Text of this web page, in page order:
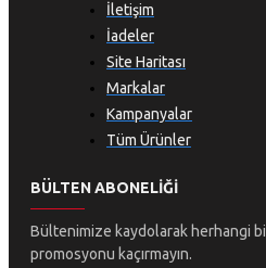
İletişim
İadeler
Site Haritası
Markalar
Kampanyalar
Tüm Ürünler
BÜLTEN ABONELIĞI
Bültenimize kaydolarak herhangi
promosyonu kaçırmayın.